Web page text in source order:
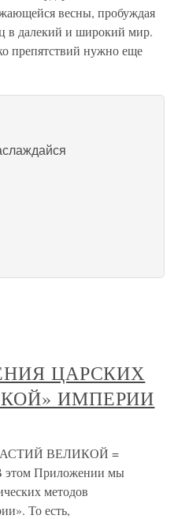
весны, пробуждая
в далекий и широкий мир.
препятствий нужно еще
ЦАРСКИХ
ИМПЕРИИ
ВЕЛИКОЙ =
Приложении мы
методов
То есть,